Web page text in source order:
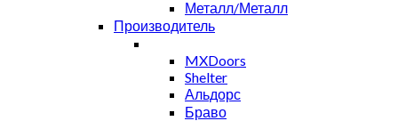
Металл/Металл
Производитель
MXDoors
Shelter
Альдорс
Браво